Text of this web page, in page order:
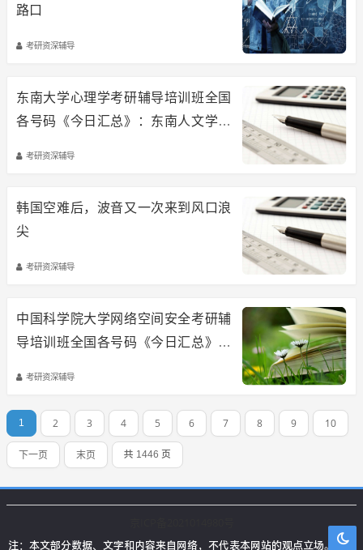
路口
考研资深辅导
东南大学心理学考研辅导培训班全国
各号码《今日汇总》：东南人文学院
考研资深辅导
韩国空难后，波音又一次来到风口浪
尖
考研资深辅导
中国科学院大学网络空间安全考研辅
导培训班全国各号码《今日汇总》：
考研资深辅导
1 2 3 4 5 6 7 8 9 10
下一页 末页 共 1446 页
注：本文部分数据、文字和内容来自网络，不代表本网站的观点立场。本站